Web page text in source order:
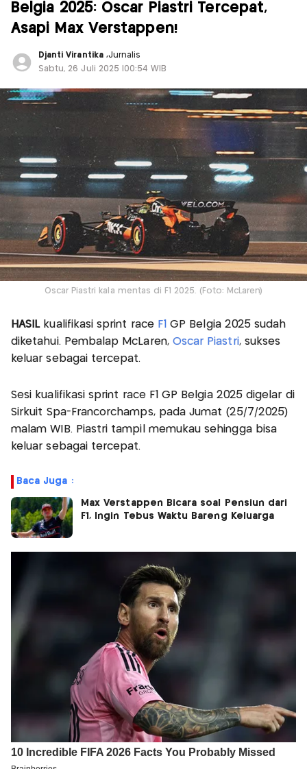
Belgia 2025: Oscar Piastri Tercepat,
Asapi Max Verstappen!
Djanti Virantika ,Jurnalis
Sabtu, 26 Juli 2025 |00:54 WIB
Oscar Piastri kala mentas di F1 2025. (Foto: McLaren)
HASIL kualifikasi sprint race F1
GP Belgia 2025 sudah
diketahui. Pembalap McLaren, Oscar Piastri, sukses
keluar sebagai tercepat.
Sesi kualifikasi sprint race F1 GP Belgia 2025 digelar di
Sirkuit Spa-Francorchamps, pada Jumat (25/7/2025)
malam WIB. Piastri tampil memukau sehingga bisa
keluar sebagai tercepat.
Baca Juga :
Max Verstappen Bicara soal Pensiun dari
F1, Ingin Tebus Waktu Bareng Keluarga